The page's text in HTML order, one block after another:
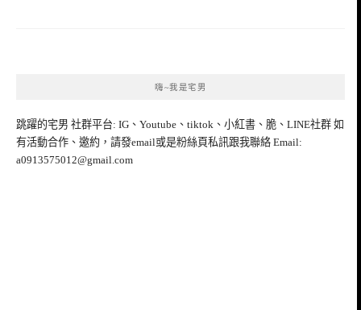
嗨~我是宅男
跳躍的宅男 社群平台: IG、Youtube、tiktok、小紅書、脆、LINE社群 如
有活動合作、邀約，請發email或是粉絲頁私訊跟我聯絡 Email:
a0913575012@gmail.com